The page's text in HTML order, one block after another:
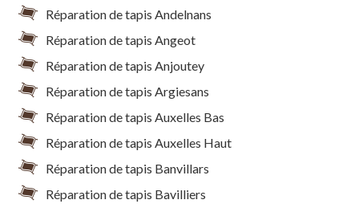
Réparation de tapis Andelnans
Réparation de tapis Angeot
Réparation de tapis Anjoutey
Réparation de tapis Argiesans
Réparation de tapis Auxelles Bas
Réparation de tapis Auxelles Haut
Réparation de tapis Banvillars
Réparation de tapis Bavilliers